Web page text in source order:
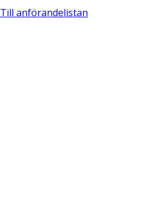
Till anförandelistan